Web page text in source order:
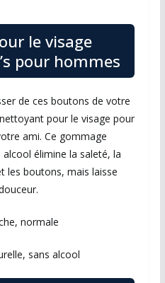
le visage
pour hommes
de ces boutons de votre
pour le visage pour
ami. Ce gommage
élimine la saleté, la
les boutons, mais laisse
normale
sans alcool